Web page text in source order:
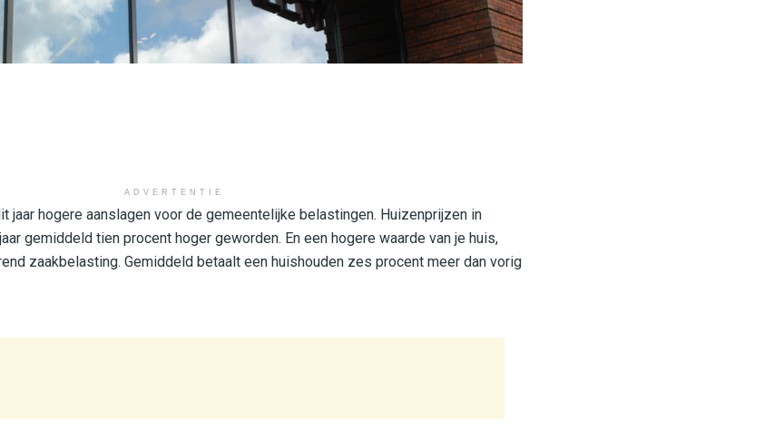
ADVERTENTIE
jaar hogere aanslagen voor de gemeentelijke belastingen. Huizenprijzen in
gemiddeld tien procent hoger geworden. En een hogere waarde van je huis,
zaakbelasting. Gemiddeld betaalt een huishouden zes procent meer dan vorig